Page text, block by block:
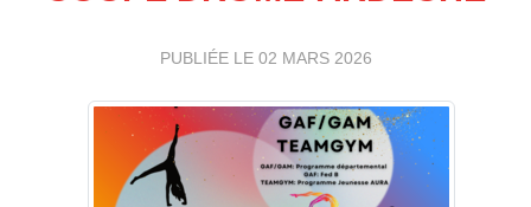
PUBLIÉE LE 02 MARS 2026